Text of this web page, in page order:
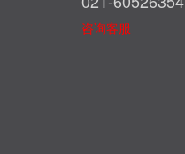
咨询客服